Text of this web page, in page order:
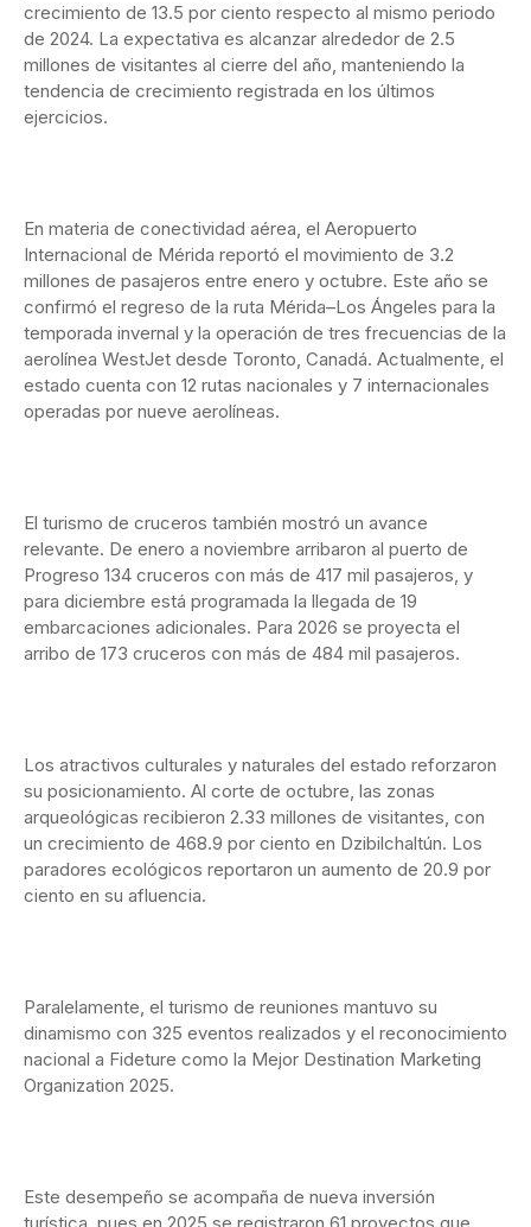
crecimiento de 13.5 por ciento respecto al mismo periodo
de 2024. La expectativa es alcanzar alrededor de 2.5
millones de visitantes al cierre del año, manteniendo la
tendencia de crecimiento registrada en los últimos
ejercicios.
En materia de conectividad aérea, el Aeropuerto
Internacional de Mérida reportó el movimiento de 3.2
millones de pasajeros entre enero y octubre. Este año se
confirmó el regreso de la ruta Mérida–Los Ángeles para la
temporada invernal y la operación de tres frecuencias de la
aerolínea WestJet desde Toronto, Canadá. Actualmente, el
estado cuenta con 12 rutas nacionales y 7 internacionales
operadas por nueve aerolíneas.
El turismo de cruceros también mostró un avance
relevante. De enero a noviembre arribaron al puerto de
Progreso 134 cruceros con más de 417 mil pasajeros, y
para diciembre está programada la llegada de 19
embarcaciones adicionales. Para 2026 se proyecta el
arribo de 173 cruceros con más de 484 mil pasajeros.
Los atractivos culturales y naturales del estado reforzaron
su posicionamiento. Al corte de octubre, las zonas
arqueológicas recibieron 2.33 millones de visitantes, con
un crecimiento de 468.9 por ciento en Dzibilchaltún. Los
paradores ecológicos reportaron un aumento de 20.9 por
ciento en su afluencia.
Paralelamente, el turismo de reuniones mantuvo su
dinamismo con 325 eventos realizados y el reconocimiento
nacional a Fideture como la Mejor Destination Marketing
Organization 2025.
Este desempeño se acompaña de nueva inversión